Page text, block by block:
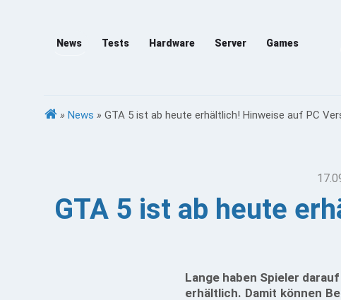
News Tests Hardware Server Games
» News » GTA 5 ist ab heute erhältlich! Hinweise auf PC
GTA 5 ist ab heute
Lange haben Spieler
erhältlich. Damit können